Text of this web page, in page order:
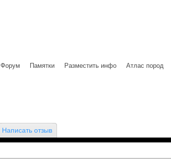
Форум Памятки Разместить инфо Атлас пород
Написать отзыв